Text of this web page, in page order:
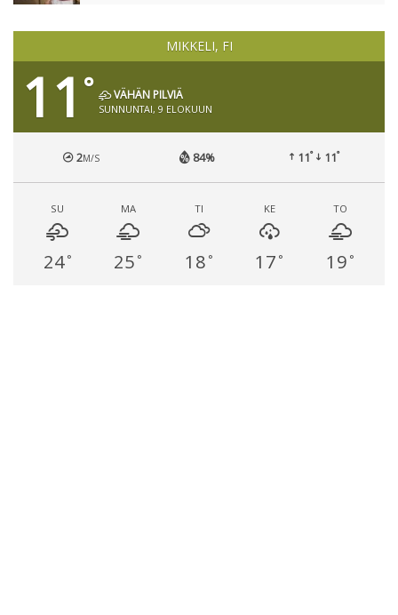
MIKKELI, FI
11 ° VÄHÄN PILVIÄ
SUNNUNTAI, 9 ELOKUUN
2M/S 84% 11° 11°
SU
24°
MA
25 °
TI
18 °
KE
17 °
TO
19 °